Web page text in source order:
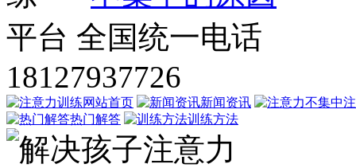
平台 全国统一电话
18127937726
网站首页 新闻资讯
热门解答
训练方法